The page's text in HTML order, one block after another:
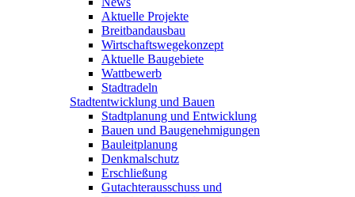
Aktuelle Projekte
Breitbandausbau
Wirtschaftswegekonzept
Aktuelle Baugebiete
Wattbewerb
Stadtradeln
Stadtentwicklung und Bauen
Stadtplanung und Entwicklung
Bauen und Baugenehmigungen
Bauleitplanung
Denkmalschutz
Erschließung
Gutachterausschuss und